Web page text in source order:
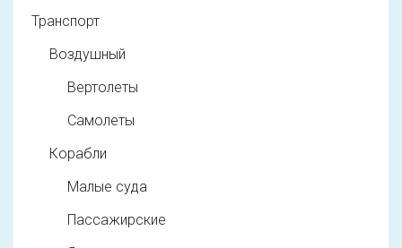
Транспорт
Воздушный
Вертолеты
Самолеты
Корабли
Малые суда
Пассажирские